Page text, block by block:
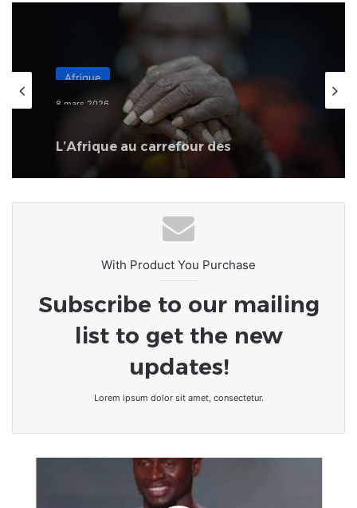
Afrique
L’Afrique au carrefour des
consciences : le devoir de rompre
avec la culture du naufrage
With Product You Purchase
Subscribe to our mailing
list to get the new
updates!
Lorem ipsum dolor sit amet, consectetur.